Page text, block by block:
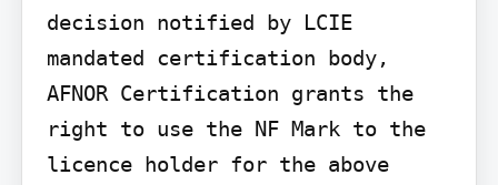
decision notified by LCIE
mandated certification body,
AFNOR Certification grants the
right to use the NF Mark to the
licence holder for the above